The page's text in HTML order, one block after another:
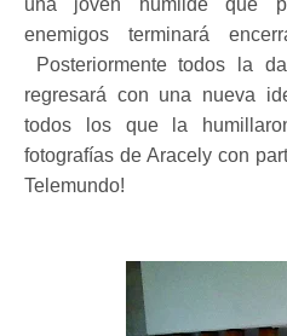
una joven humilde que
enemigos terminará
Posteriormente todos la
regresará con una nueva
todos los que la
fotografías de Aracely con
Telemundo!